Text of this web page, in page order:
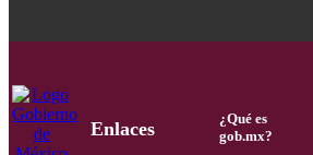
Enlaces
¿Qué es
gob.mx?